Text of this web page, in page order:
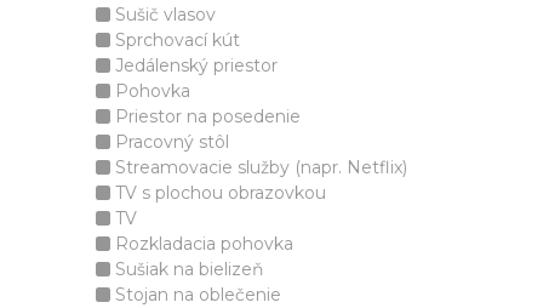
Sušič vlasov
Sprchovací kút
Jedálenský priestor
Pohovka
Priestor na posedenie
Pracovný stôl
Streamovacie služby (napr. Netflix)
TV s plochou obrazovkou
TV
Rozkladacia pohovka
Sušiak na bielizeň
Stojan na oblečenie